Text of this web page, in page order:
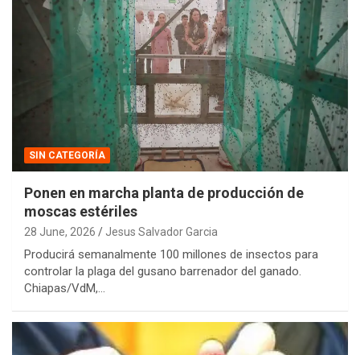
SIN CATEGORÍA
Ponen en marcha planta de producción de
moscas estériles
28 June, 2026 Jesus Salvador Garcia
Producirá semanalmente 100 millones de insectos para
controlar la plaga del gusano barrenador del ganado.
Chiapas/VdM,…